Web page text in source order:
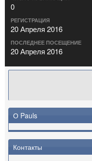
0
РЕГИСТРАЦИЯ
20 Апреля 2016
ПОСЛЕДНЕЕ ПОСЕЩЕНИЕ
20 Апреля 2016
О Pauls
Контакты